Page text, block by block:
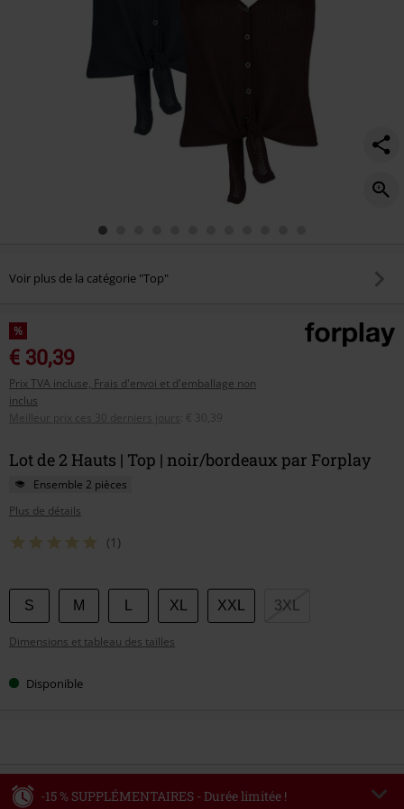
Voir plus de la catégorie "Top"
%
€ 30,39
Prix TVA incluse, Frais d'envoi et d'emballage non
inclus
Meilleur prix ces 30 derniers jours
€ 30,39
Lot de 2 Hauts | Top | noir/bordeaux par Forplay
Ensemble 2 pièces
Plus de détails
(1)
Choisissez
votre
taille
S M XL XXL 3XL
Dimensions et tableau des tailles
Disponible
-15 % SUPPLÉMENTAIRES - Durée limitée !